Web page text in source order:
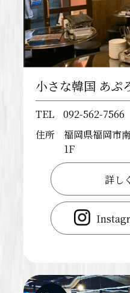
小さな韓国 あぷ
TEL
092-562-7566
住所
福岡県福岡市
1F
詳し